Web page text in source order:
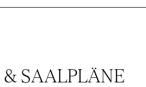
& SAALPLÄNE